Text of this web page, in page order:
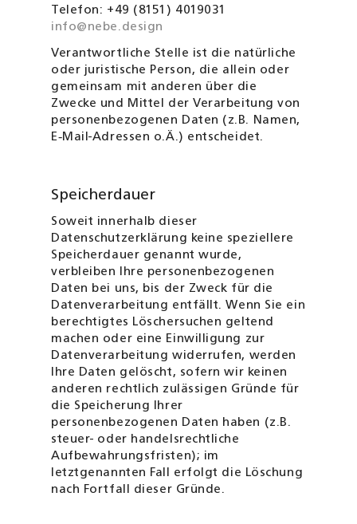
Telefon: +49 (8151) 4019031
info@nebe.design
Verantwortliche Stelle ist die natürliche
oder juristische Person, die allein oder
gemeinsam mit anderen über die
Zwecke und Mittel der Verarbeitung von
personenbezogenen Daten (z.B. Namen,
E‑Mail-Adressen o.Ä.) entscheidet.
Speicherdauer
Soweit innerhalb dieser
Datenschutzerklärung keine speziellere
Speicherdauer genannt wurde,
verbleiben Ihre personenbezogenen
Daten bei uns, bis der Zweck für die
Datenverarbeitung entfällt. Wenn Sie ein
berechtigtes Lösch­ersuchen geltend
machen oder eine Einwilligung zur
Datenverarbeitung wider­rufen, werden
Ihre Daten gelöscht, sofern wir keinen
anderen rechtlich zu­lässigen Gründe für
die Speicherung Ihrer
personenbezogenen Daten haben (z.B.
steuer- oder handelsrechtliche
Aufbewahrungsfristen); im
letztgenannten Fall erfolgt die Löschung
nach Fortfall dieser Gründe.